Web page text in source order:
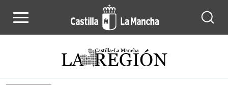
Noticias de la región de Castilla-La